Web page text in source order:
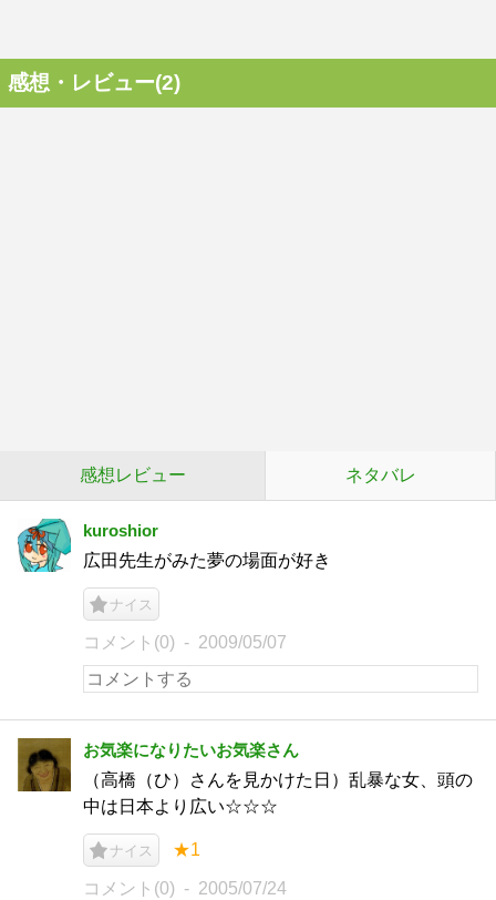
感想・レビュー(2)
感想レビュー ネタバレ
kuroshior
広田先生がみた夢の場面が好き
ナイス
コメント(0) 2009/05/07
お気楽になりたいお気楽さん
（高橋（ひ）さんを見かけた日）乱暴な女、頭の
中は日本より広い☆☆☆
ナイス ★1
コメント(0) 2005/07/24